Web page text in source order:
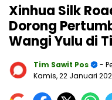
Xinhua Silk
Dorong
Wangi Yulu di
Tim Sawit Pos
-
Kamis, 22 Januari